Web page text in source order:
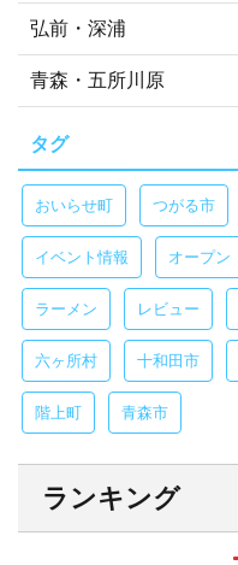
弘前・深浦
青森・五所川原
タグ
おいらせ町 つがる市
イベント情報 オープン
ラーメン レビュー
六ヶ所村 十和田市
階上町 青森市
ランキング